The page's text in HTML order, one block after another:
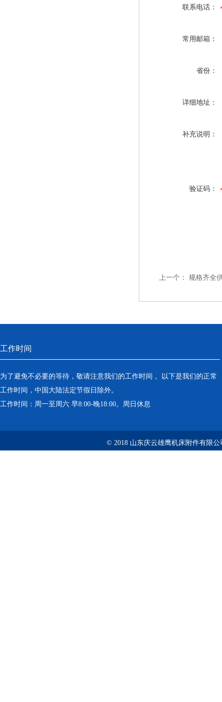
联系电话：
常用邮箱：
省份：
详细地址：
补充说明：
验证码：
上一个： 规格齐全
工作时间
为了避免不必要的等待，敬请注意我们的工作时间 。以下是我们的正常
工作时间，中国大陆法定节假日除外。
工作时间：周一至周六 早8:00-晚18:00。周日休息
© 2018 山东庆云雄鹰机床附件有限